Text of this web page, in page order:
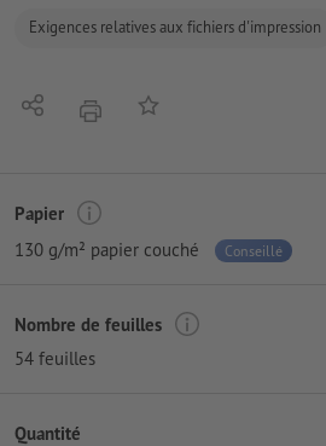
Exigences relatives aux fichiers d'impression
PartagerimprimerAjouter à liste d'article
Papier
130 g/m² papier couché
Conseillé
Nombre de feuilles
54 feuilles
Quantité